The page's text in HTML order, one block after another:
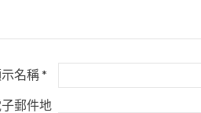
名稱*
郵件地